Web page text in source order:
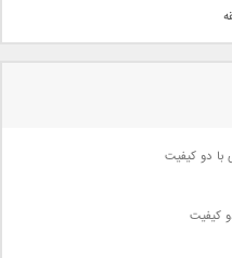
با دو کیفیت
کیفیت